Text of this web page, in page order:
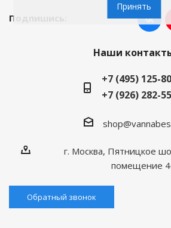
Подпишись:
Наши
+7 (495) 125-
+7 (926) 282-
г. Москва, Пятницкое
помещение
Обратный звонок
Принять